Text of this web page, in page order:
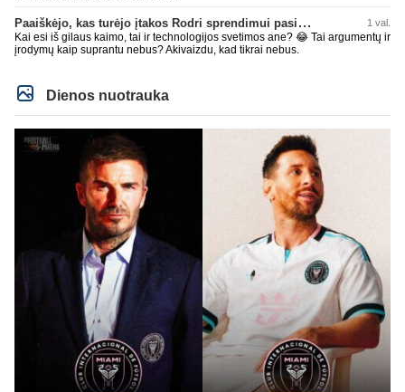
Paaiškėjo, kas turėjo įtakos Rodri sprendimui pasirinkti Barselonos pusę 1 val.
Kai esi iš gilaus kaimo, tai ir technologijos svetimos ane? 😂 Tai argumentų ir
įrodymų kaip suprantu nebus? Akivaizdu, kad tikrai nebus.
Dienos nuotrauka